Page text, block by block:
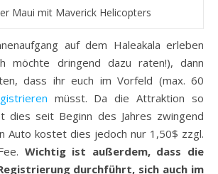
Maui mit Maverick Helicopters
auf dem Haleakala erleben
möchte dringend dazu raten!), dann
dass ihr euch im Vorfeld (max. 60
müsst. Da die Attraktion so
dies seit Beginn des Jahres zwingend
Auto kostet dies jedoch nur 1,50$ zzgl.
Wichtig ist außerdem, dass die
durchführt, sich auch im